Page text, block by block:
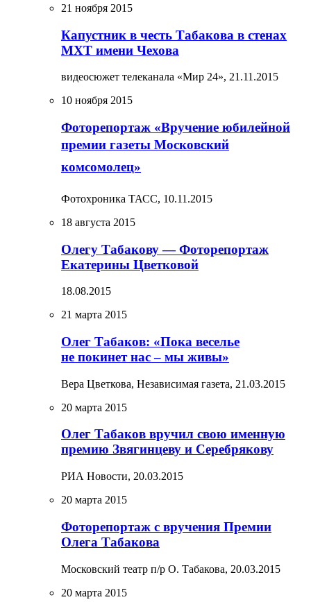
21 ноября 2015
Капустник в честь Табакова в стенах
МХТ имени Чехова
видеосюжет телеканала «Мир 24», 21.11.2015
10 ноября 2015
Фоторепортаж «Вручение юбилейной
премии газеты Московский
комсомолец»
Фотохроника ТАСС, 10.11.2015
18 августа 2015
Олегу Табакову — Фоторепортаж
Екатерины Цветковой
18.08.2015
21 марта 2015
Олег Табаков: «Пока веселье
не покинет нас – мы живы»
Вера Цветкова, Независимая газета, 21.03.2015
20 марта 2015
Олег Табаков вручил свою именную
премию Звягинцеву и Серебрякову
РИА Новости, 20.03.2015
20 марта 2015
Фоторепортаж с вручения Премии
Олега Табакова
Московский театр п/р О. Табакова, 20.03.2015
20 марта 2015